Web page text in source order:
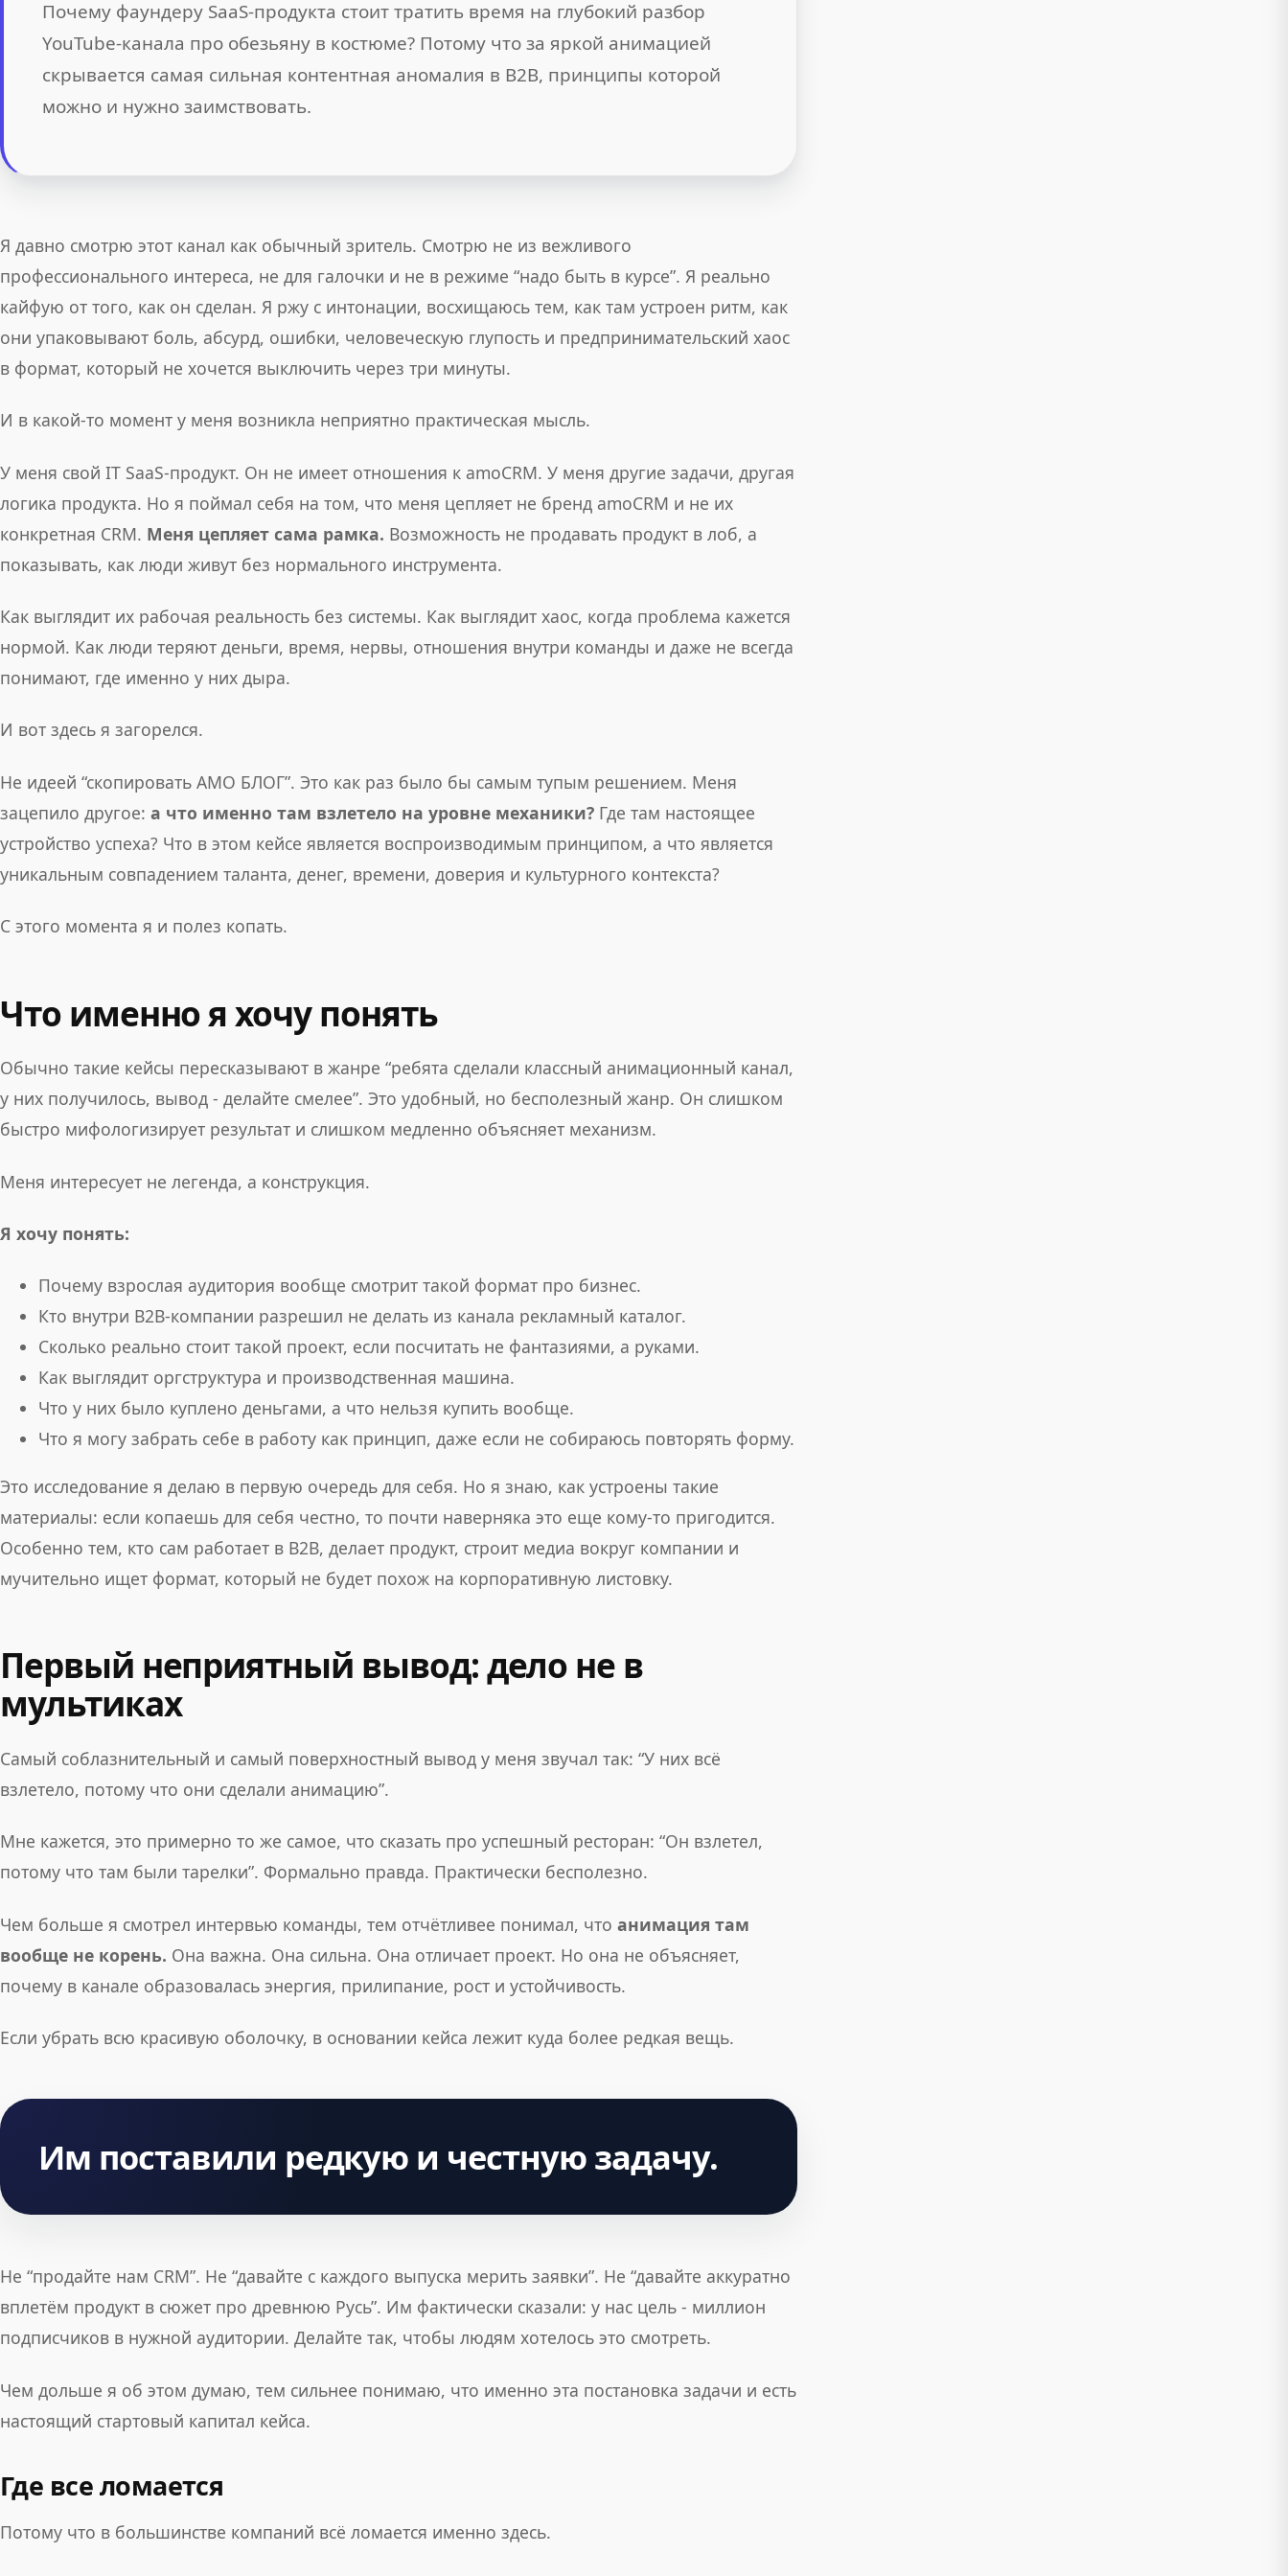
Почему фаундеру SaaS-продукта стоит тратить время на глубокий разбор
YouTube-канала про обезьяну в костюме? Потому что за яркой анимацией
скрывается самая сильная контентная аномалия в B2B, принципы которой
можно и нужно заимствовать.
Я давно смотрю этот канал как обычный зритель. Смотрю не из вежливого
профессионального интереса, не для галочки и не в режиме “надо быть в курсе”. Я реально
кайфую от того, как он сделан. Я ржу с интонации, восхищаюсь тем, как там устроен ритм, как
они упаковывают боль, абсурд, ошибки, человеческую глупость и предпринимательский хаос
в формат, который не хочется выключить через три минуты.
И в какой-то момент у меня возникла неприятно практическая мысль.
У меня свой IT SaaS-продукт. Он не имеет отношения к amoCRM. У меня другие задачи, другая
логика продукта. Но я поймал себя на том, что меня цепляет не бренд amoCRM и не их
конкретная CRM. Меня цепляет сама рамка. Возможность не продавать продукт в лоб, а
показывать, как люди живут без нормального инструмента.
Как выглядит их рабочая реальность без системы. Как выглядит хаос, когда проблема кажется
нормой. Как люди теряют деньги, время, нервы, отношения внутри команды и даже не всегда
понимают, где именно у них дыра.
И вот здесь я загорелся.
Не идеей “скопировать АМО БЛОГ”. Это как раз было бы самым тупым решением. Меня
зацепило другое: а что именно там взлетело на уровне механики? Где там настоящее
устройство успеха? Что в этом кейсе является воспроизводимым принципом, а что является
уникальным совпадением таланта, денег, времени, доверия и культурного контекста?
С этого момента я и полез копать.
Что именно я хочу понять
Обычно такие кейсы пересказывают в жанре “ребята сделали классный анимационный канал,
у них получилось, вывод - делайте смелее”. Это удобный, но бесполезный жанр. Он слишком
быстро мифологизирует результат и слишком медленно объясняет механизм.
Меня интересует не легенда, а конструкция.
Я хочу понять:
Почему взрослая аудитория вообще смотрит такой формат про бизнес.
Кто внутри B2B-компании разрешил не делать из канала рекламный каталог.
Сколько реально стоит такой проект, если посчитать не фантазиями, а руками.
Как выглядит оргструктура и производственная машина.
Что у них было куплено деньгами, а что нельзя купить вообще.
Что я могу забрать себе в работу как принцип, даже если не собираюсь повторять форму.
Это исследование я делаю в первую очередь для себя. Но я знаю, как устроены такие
материалы: если копаешь для себя честно, то почти наверняка это еще кому-то пригодится.
Особенно тем, кто сам работает в B2B, делает продукт, строит медиа вокруг компании и
мучительно ищет формат, который не будет похож на корпоративную листовку.
Первый неприятный вывод: дело не в
мультиках
Самый соблазнительный и самый поверхностный вывод у меня звучал так: “У них всё
взлетело, потому что они сделали анимацию”.
Мне кажется, это примерно то же самое, что сказать про успешный ресторан: “Он взлетел,
потому что там были тарелки”. Формально правда. Практически бесполезно.
Чем больше я смотрел интервью команды, тем отчётливее понимал, что анимация там
вообще не корень. Она важна. Она сильна. Она отличает проект. Но она не объясняет,
почему в канале образовалась энергия, прилипание, рост и устойчивость.
Если убрать всю красивую оболочку, в основании кейса лежит куда более редкая вещь.
Им поставили редкую и честную задачу.
Не “продайте нам CRM”. Не “давайте с каждого выпуска мерить заявки”. Не “давайте аккуратно
вплетём продукт в сюжет про древнюю Русь”. Им фактически сказали: у нас цель - миллион
подписчиков в нужной аудитории. Делайте так, чтобы людям хотелось это смотреть.
Чем дольше я об этом думаю, тем сильнее понимаю, что именно эта постановка задачи и есть
настоящий стартовый капитал кейса.
Где все ломается
Потому что в большинстве компаний всё ломается именно здесь.